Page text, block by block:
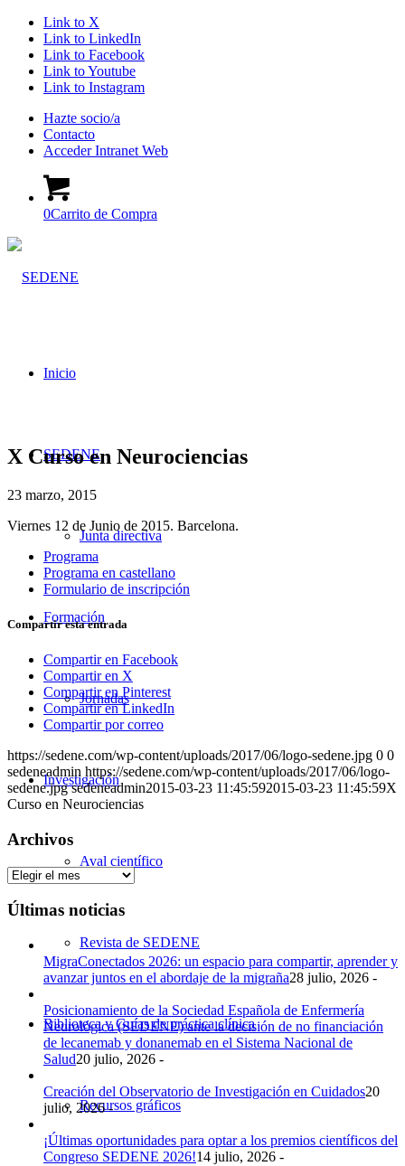
Link to X
Link to LinkedIn
Link to Facebook
Link to Youtube
Link to Instagram
Hazte socio/a
Contacto
Acceder Intranet Web
0Carrito de Compra
Inicio
SEDENE
Junta directiva
Formación
Jornadas
Investigación
Aval científico
Revista de SEDENE
Biblioteca y Guías de práctica clínica
Recursos gráficos
X Curso en Neurociencias
23 marzo, 2015
Viernes 12 de Junio de 2015. Barcelona.
Programa
Programa en castellano
Formulario de inscripción
Compartir esta entrada
Compartir en Facebook
Compartir en X
Compartir en Pinterest
Compartir en LinkedIn
Compartir por correo
https://sedene.com/wp-content/uploads/2017/06/logo-sedene.jpg 0 0
sedeneadmin https://sedene.com/wp-content/uploads/2017/06/logo-
sedene.jpg sedeneadmin2015-03-23 11:45:592015-03-23 11:45:59X
Curso en Neurociencias
Archivos
Archivos
Últimas noticias
MigraConectados 2026: un espacio para compartir, aprender y
avanzar juntos en el abordaje de la migraña28 julio, 2026 -
Posicionamiento de la Sociedad Española de Enfermería
Neurológica (SEDENE) ante la decisión de no financiación
de lecanemab y donanemab en el Sistema Nacional de
Salud20 julio, 2026 -
Creación del Observatorio de Investigación en Cuidados20
julio, 2026 -
¡Últimas oportunidades para optar a los premios científicos del
Congreso SEDENE 2026!14 julio, 2026 -